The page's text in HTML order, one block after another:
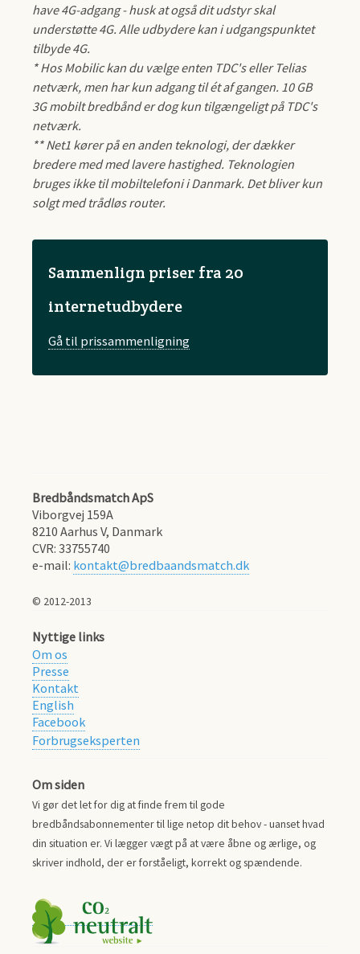
have 4G-adgang - husk at også dit udstyr skal
understøtte 4G. Alle udbydere kan i udgangspunktet
tilbyde 4G.
* Hos Mobilic kan du vælge enten TDC's eller Telias
netværk, men har kun adgang til ét af gangen. 10 GB
3G mobilt bredbånd er dog kun tilgængeligt på TDC's
netværk.
** Net1 kører på en anden teknologi, der dækker
bredere med med lavere hastighed. Teknologien
bruges ikke til mobiltelefoni i Danmark. Det bliver kun
solgt med trådløs router.
Sammenlign priser fra 20
internetudbydere
Gå til prissammenligning
Bredbåndsmatch ApS
Viborgvej 159A
8210 Aarhus V, Danmark
CVR: 33755740
e-mail: kontakt@bredbaandsmatch.dk
© 2012-2013
Nyttige links
Om os
Presse
Kontakt
English
Facebook
Forbrugseksperten
Om siden
Vi gør det let for dig at finde frem til gode
bredbåndsabonnementer til lige netop dit behov - uanset hvad
din situation er. Vi lægger vægt på at være åbne og ærlige, og
skriver indhold, der er forståeligt, korrekt og spændende.